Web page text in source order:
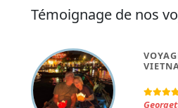
Témoignage de nos
Pierre-